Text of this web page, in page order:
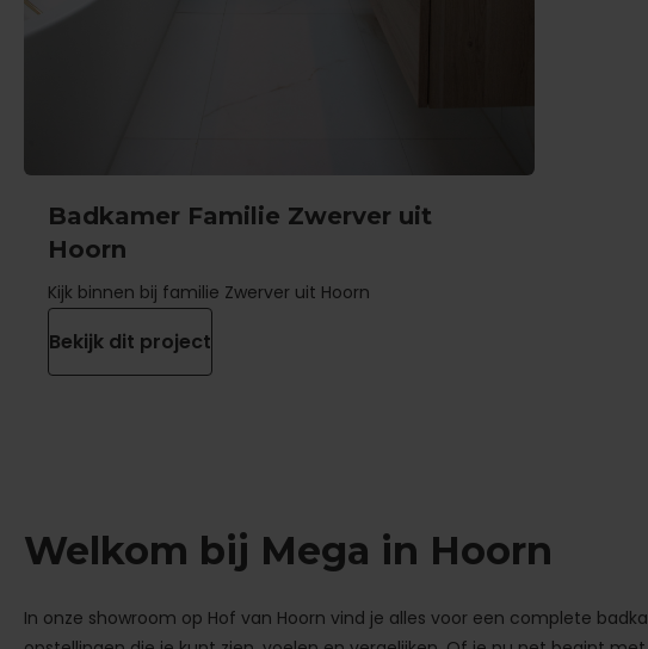
Badkamer Familie Zwerver uit
Hoorn
Kijk binnen bij familie Zwerver uit Hoorn
Bekijk dit project
Welkom bij Mega in Hoorn
In onze showroom op Hof van Hoorn vind je alles voor een complete